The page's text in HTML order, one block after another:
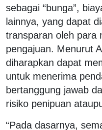
sebagai “bunga”,
lainnya, yang dapat
transparan oleh para
pengajuan. Menurut
diharapkan dapat
untuk menerima
bertanggung jawab
risiko penipuan
“Pada dasarnya,